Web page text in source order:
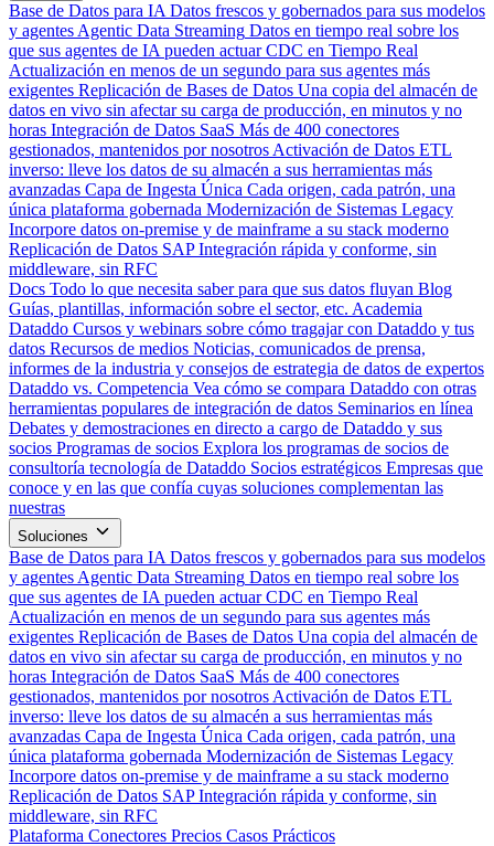
Base de Datos para IA Datos frescos y gobernados para sus modelos
y agentes Agentic Data Streaming Datos en tiempo real sobre los
que sus agentes de IA pueden actuar CDC en Tiempo Real
Actualización en menos de un segundo para sus agentes más
exigentes Replicación de Bases de Datos Una copia del almacén de
datos en vivo sin afectar su carga de producción, en minutos y no
horas Integración de Datos SaaS Más de 400 conectores
gestionados, mantenidos por nosotros Activación de Datos ETL
inverso: lleve los datos de su almacén a sus herramientas más
avanzadas Capa de Ingesta Única Cada origen, cada patrón, una
única plataforma gobernada Modernización de Sistemas Legacy
Incorpore datos on-premise y de mainframe a su stack moderno
Replicación de Datos SAP Integración rápida y conforme, sin
middleware, sin RFC
Docs Todo lo que necesita saber para que sus datos fluyan Blog
Guías, plantillas, información sobre el sector, etc. Academia
Dataddo Cursos y webinars sobre cómo tragajar con Dataddo y tus
datos Recursos de medios Noticias, comunicados de prensa,
informes de la industria y consejos de estrategia de datos de expertos
Dataddo vs. Competencia Vea cómo se compara Dataddo con otras
herramientas populares de integración de datos Seminarios en línea
Debates y demostraciones en directo a cargo de Dataddo y sus
socios Programas de socios Explora los programas de socios de
consultoría tecnología de Dataddo Socios estratégicos Empresas que
conoce y en las que confía cuyas soluciones complementan las
nuestras
Soluciones
Base de Datos para IA Datos frescos y gobernados para sus modelos
y agentes Agentic Data Streaming Datos en tiempo real sobre los
que sus agentes de IA pueden actuar CDC en Tiempo Real
Actualización en menos de un segundo para sus agentes más
exigentes Replicación de Bases de Datos Una copia del almacén de
datos en vivo sin afectar su carga de producción, en minutos y no
horas Integración de Datos SaaS Más de 400 conectores
gestionados, mantenidos por nosotros Activación de Datos ETL
inverso: lleve los datos de su almacén a sus herramientas más
avanzadas Capa de Ingesta Única Cada origen, cada patrón, una
única plataforma gobernada Modernización de Sistemas Legacy
Incorpore datos on-premise y de mainframe a su stack moderno
Replicación de Datos SAP Integración rápida y conforme, sin
middleware, sin RFC
Plataforma Conectores Precios Casos Prácticos